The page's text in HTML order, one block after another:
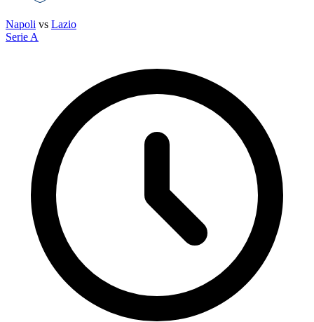
Napoli vs Lazio
Serie A